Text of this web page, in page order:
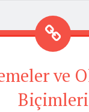
ve
Biçimleri